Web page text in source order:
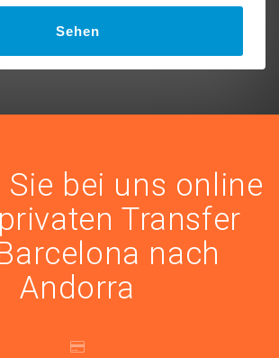
Sehen
Sie bei uns online
Transfer
nach
Andorra